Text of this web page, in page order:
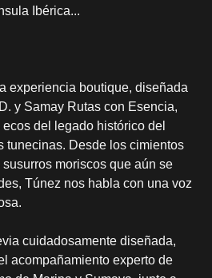
Ibérica...
experiencia boutique, diseñada
y Samay Rutas con Esencia,
del legado histórico del
tunecinas. Desde los cimientos
moriscos que aún se
Túnez nos habla con una voz
cuidadosamente diseñada,
acompañamiento experto de